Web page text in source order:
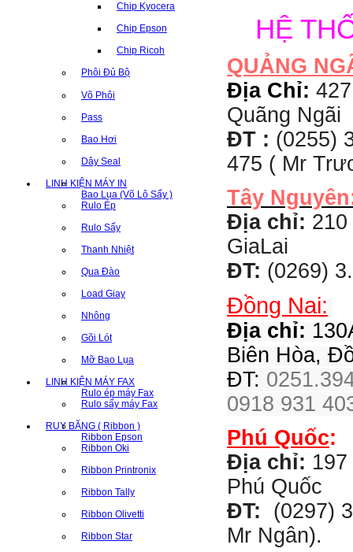
Chip Kyocera
Chip Epson
Chip Ricoh
Phôi Đủ Bộ
Võ Phôi
Pass
Bao Hơi
Dây Seal
LINH KIỆN MÁY IN
Bao Lụa (Võ Lô Sấy )
Rulo Ép
Rulo Sấy
Thanh Nhiệt
Qua Đào
Load Giay
Nhông
Gõi Lót
Mỡ Bao Lụa
LINH KIỆN MÁY FAX
Rulo ép máy Fax
Rulo sấy máy Fax
RUY BĂNG ( Ribbon )
Ribbon Epson
Ribbon Oki
Ribbon Printronix
Ribbon Tally
Ribbon Olivetti
Ribbon Star
HỆ
QUẢNG
Địa Chỉ:
Quãng Ngãi
ĐT : (0255)
475 ( Mr
Tây
Địa chỉ:
GiaLai
ĐT: (0269)
Đồng Nai:
Địa chỉ:
Biên Hòa,
ĐT:
0918 931
Phú Quốc:
Địa chỉ:
Phú Quốc
ĐT:
(0297)
Mr Ngân).